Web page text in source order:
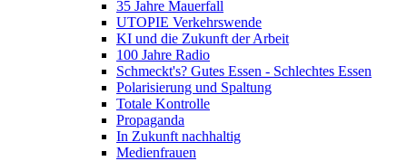
35 Jahre Mauerfall
UTOPIE Verkehrswende
KI und die Zukunft der Arbeit
100 Jahre Radio
Schmeckt's? Gutes Essen - Schlechtes Essen
Polarisierung und Spaltung
Totale Kontrolle
Propaganda
In Zukunft nachhaltig
Medienfrauen